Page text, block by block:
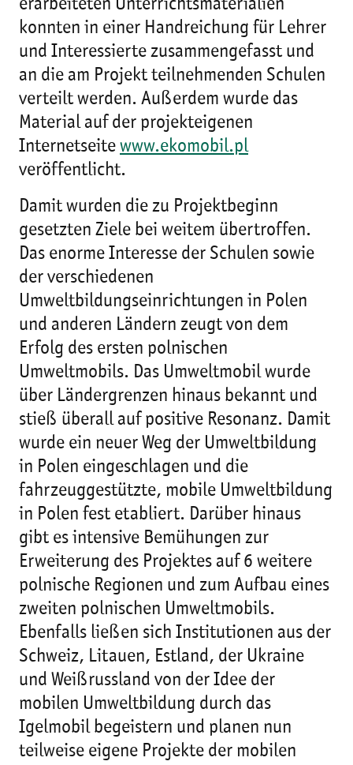
erarbeiteten Unterrichtsmaterialien
konnten in einer Handreichung für Lehrer
und Interessierte zusammengefasst und
an die am Projekt teilnehmenden Schulen
verteilt werden. Außerdem wurde das
Material auf der projekteigenen
Internetseite www.ekomobil.pl
veröffentlicht.
Damit wurden die zu Projektbeginn
gesetzten Ziele bei weitem übertroffen.
Das enorme Interesse der Schulen sowie
der verschiedenen
Umweltbildungseinrichtungen in Polen
und anderen Ländern zeugt von dem
Erfolg des ersten polnischen
Umweltmobils. Das Umweltmobil wurde
über Ländergrenzen hinaus bekannt und
stieß überall auf positive Resonanz. Damit
wurde ein neuer Weg der Umweltbildung
in Polen eingeschlagen und die
fahrzeuggestützte, mobile Umweltbildung
in Polen fest etabliert. Darüber hinaus
gibt es intensive Bemühungen zur
Erweiterung des Projektes auf 6 weitere
polnische Regionen und zum Aufbau eines
zweiten polnischen Umweltmobils.
Ebenfalls ließen sich Institutionen aus der
Schweiz, Litauen, Estland, der Ukraine
und Weißrussland von der Idee der
mobilen Umweltbildung durch das
Igelmobil begeistern und planen nun
teilweise eigene Projekte der mobilen